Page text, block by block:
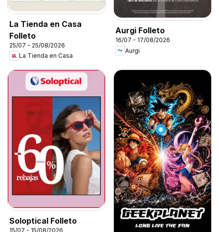
La Tienda en Casa
Folleto
25/07 - 25/08/2026
La Tienda en Casa
Aurgi Folleto
16/07 - 17/08/2026
Aurgi
Soloptical Folleto
15/07 - 15/08/2026